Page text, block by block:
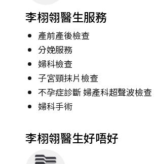
李栩翎醫生服務
產前產後檢查
分娩服務
婦科檢查
子宮頸抹片檢查
不孕症診斷 婦產科超聲波檢查
婦科手術
李栩翎醫生好唔好